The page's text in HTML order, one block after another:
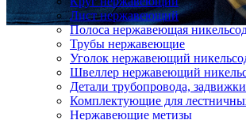
Лист нержавеющий
Полоса нержавеющая
Трубы нержавеющие
Уголок нержавеющий
Швеллер нержавеющий
Детали трубопровода, задвижки
Комплектующие для
Нержавеющие метизы